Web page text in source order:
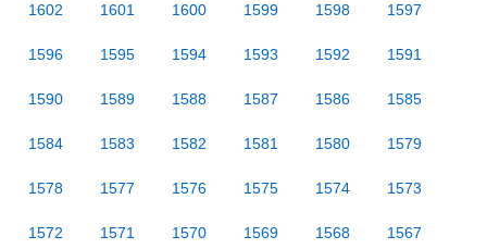
1602 1601 1600 1599 1598 1597
1596 1595 1594 1593 1592 1591
1590 1589 1588 1587 1586 1585
1584 1583 1582 1581 1580 1579
1578 1577 1576 1575 1574 1573
1572 1571 1570 1569 1568 1567